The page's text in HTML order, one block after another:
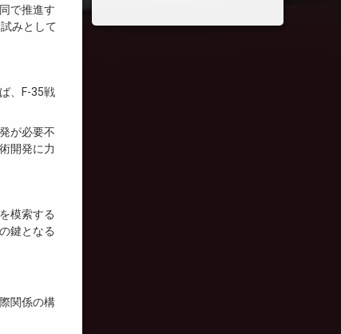
で推進す
みとして
、F-35戦
が必要不
開発に力
模索する
鍵となる
関係の構